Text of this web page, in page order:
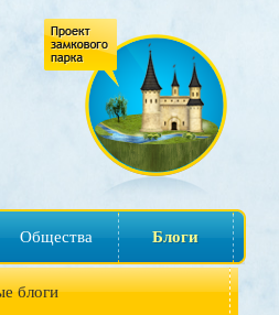
Общества Блоги
блоги